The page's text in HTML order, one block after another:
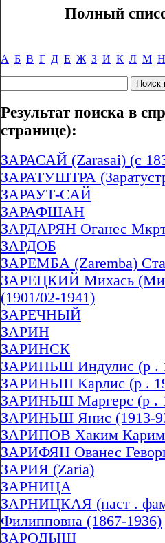
Полный
А Б В Г Д Е Ж З И К Л М Н
Результат поиска в
странице):
ЗАРАСАЙ (Zarasai) (с
ЗАРАТУШТРА
ЗАРАУТ-САЙ
ЗАРАФШАН
ЗАРДАРЯН Оганес
ЗАРДОБ
ЗАРЕМБА (Zaremba)
ЗАРЕЦКИЙ Михась
(1901/02-1941)
ЗАРЕЧНЫЙ
ЗАРИН
ЗАРИНСК
ЗАРИНЬШ Индулис (р .
ЗАРИНЬШ Карлис (р .
ЗАРИНЬШ Маргерс (р .
ЗАРИНЬШ Янис (1913-
ЗАРИПОВ Хаким
ЗАРИФЯН Ованес
ЗАРИЯ (Zaria)
ЗАРНИЦА
ЗАРНИЦКАЯ (наст .
Филипповна (1867-1936)
ЗАРОДЫШ